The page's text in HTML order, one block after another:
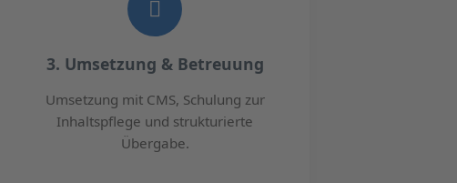
3. Umsetzung & Betreuung
Umsetzung mit CMS, Schulung zur
Inhaltspflege und strukturierte
Übergabe.